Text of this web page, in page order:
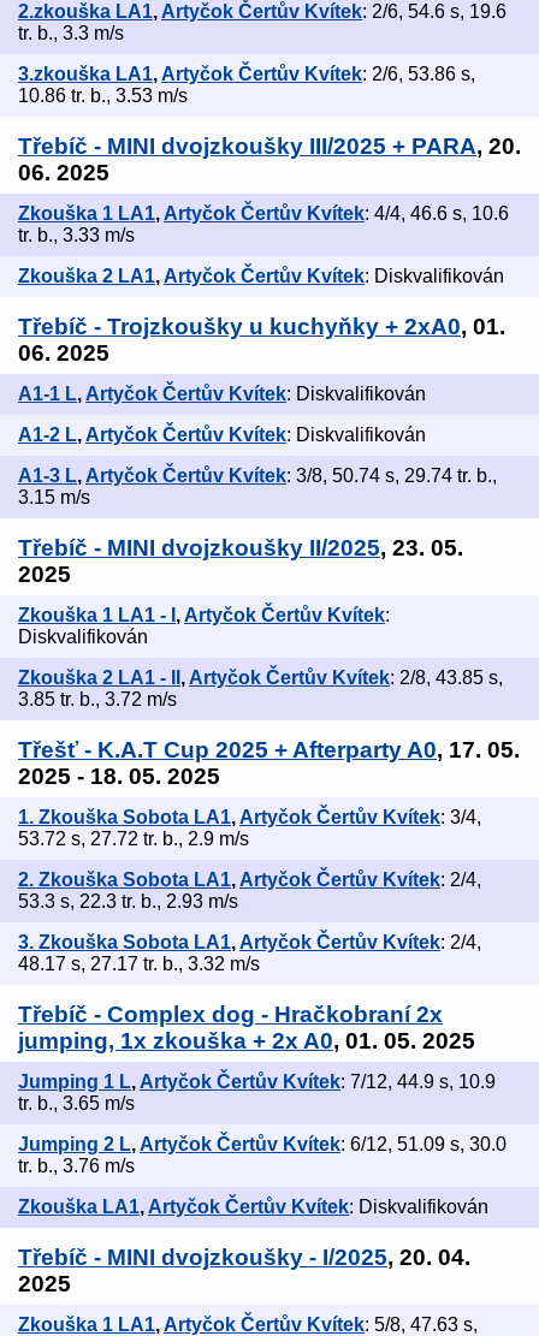
2.zkouška LA1, Artyčok Čertův Kvítek: 2/6, 54.6 s, 19.6
tr. b., 3.3 m/s
3.zkouška LA1,Artyčok Čertův Kvítek: 2/6, 53.86 s,
10.86 tr. b., 3.53 m/s
Třebíč - MINI dvojzkoušky III/2025 + PARA, 20.
06. 2025
Zkouška 1 LA1, Artyčok Čertův Kvítek: 4/4, 46.6 s, 10.6
tr. b., 3.33 m/s
Zkouška 2 LA1,Artyčok Čertův Kvítek: Diskvalifikován
Třebíč - Trojzkoušky u kuchyňky + 2xA0, 01.
06. 2025
A1-1 L, Artyčok Čertův Kvítek: Diskvalifikován
A1-2 L,Artyčok Čertův Kvítek: Diskvalifikován
A1-3 L, Artyčok Čertův Kvítek: 3/8, 50.74 s, 29.74 tr. b.,
3.15 m/s
Třebíč - MINI dvojzkoušky II/2025, 23. 05.
2025
Zkouška 1 LA1 - I ,Artyčok Čertův Kvítek:
Diskvalifikován
Zkouška 2 LA1 - II , Artyčok Čertův Kvítek: 2/8, 43.85 s,
3.85 tr. b., 3.72 m/s
Třešť - K.A.T Cup 2025 + Afterparty A0, 17. 05.
2025 - 18. 05. 2025
1. Zkouška Sobota LA1,Artyčok Čertův Kvítek: 3/4,
53.72 s, 27.72 tr. b., 2.9 m/s
2. Zkouška Sobota LA1, Artyčok Čertův Kvítek: 2/4,
53.3 s, 22.3 tr. b., 2.93 m/s
3. Zkouška Sobota LA1,Artyčok Čertův Kvítek: 2/4,
48.17 s, 27.17 tr. b., 3.32 m/s
Třebíč - Complex dog - Hračkobraní 2x
jumping, 1x zkouška + 2x A0, 01. 05. 2025
Jumping 1 L, Artyčok Čertův Kvítek: 7/12, 44.9 s, 10.9
tr. b., 3.65 m/s
Jumping 2 L,Artyčok Čertův Kvítek: 6/12, 51.09 s, 30.0
tr. b., 3.76 m/s
Zkouška LA1, Artyčok Čertův Kvítek: Diskvalifikován
Třebíč - MINI dvojzkoušky - I/2025, 20. 04.
2025
Zkouška 1 LA1,Artyčok Čertův Kvítek: 5/8, 47.63 s,